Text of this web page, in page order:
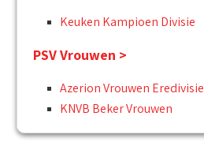
Keuken Kampioen Divisie
PSV Vrouwen >
Azerion Vrouwen Eredivisie
KNVB Beker Vrouwen